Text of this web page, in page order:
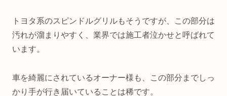
トヨタ系のスピンドルグリルもそうですが、この部分は
汚れが溜まりやすく、業界では施工者泣かせと呼ばれて
います。
車を綺麗にされているオーナー様も、この部分までしっ
かり手が行き届いていることは稀です。